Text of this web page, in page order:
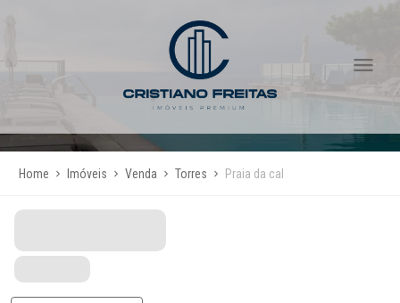
Home Imóveis Venda Torres Praia da cal